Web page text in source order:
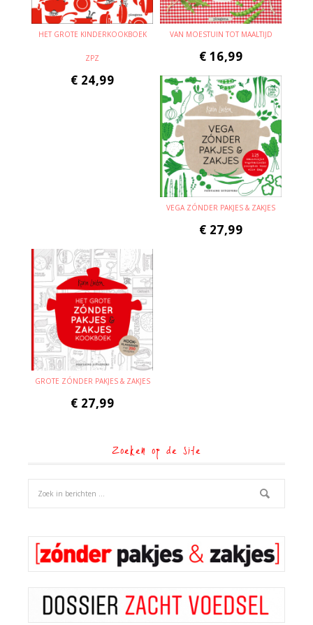
HET GROTE KINDERKOOKBOEK
ZPZ
€ 24,99
VAN MOESTUIN TOT MAALTIJD
€ 16,99
VEGA ZÓNDER PAKJES & ZAKJES
€ 27,99
GROTE ZÓNDER PAKJES & ZAKJES
€ 27,99
Zoeken op de site